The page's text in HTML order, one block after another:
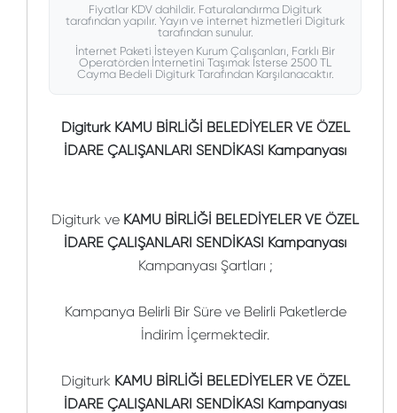
Fiyatlar KDV dahildir. Faturalandırma Digiturk
tarafından yapılır. Yayın ve internet hizmetleri Digiturk
tarafından sunulur.
İnternet Paketi İsteyen Kurum Çalışanları, Farklı Bir
Operatörden İnternetini Taşımak İsterse 2500 TL
Cayma Bedeli Digiturk Tarafından Karşılanacaktır.
Digiturk KAMU BİRLİĞİ BELEDİYELER VE ÖZEL
İDARE ÇALIŞANLARI SENDİKASI Kampanyası
Digiturk ve KAMU BİRLİĞİ BELEDİYELER VE ÖZEL
İDARE ÇALIŞANLARI SENDİKASI Kampanyası
Kampanyası Şartları ;
Kampanya Belirli Bir Süre ve Belirli Paketlerde
İndirim İçermektedir.
Digiturk KAMU BİRLİĞİ BELEDİYELER VE ÖZEL
İDARE ÇALIŞANLARI SENDİKASI Kampanyası